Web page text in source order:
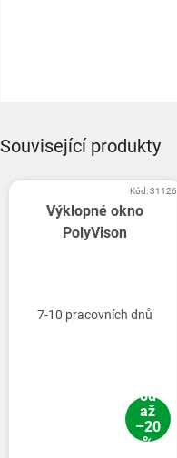
Související produkty
Výklopné okno
PolyVison
7-10 pracovních dnů
od
až
–20
%
Kód:31126